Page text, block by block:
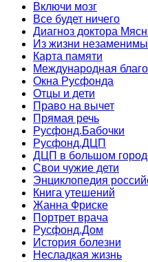
Включи мозг
Все будет ничего
Диагноз доктора
Из жизни
Карта памяти
Международная
Окна Русфонда
Отцы и дети
Право на вычет
Прямая речь
Русфонд.Бабочки
Русфонд.ДЦП
ДЦП в большом
Свои чужие дети
Энциклопедия
Книга утешений
Жанна Фриске
Портрет врача
Русфонд.Дом
История болезни
Несладкая жизнь